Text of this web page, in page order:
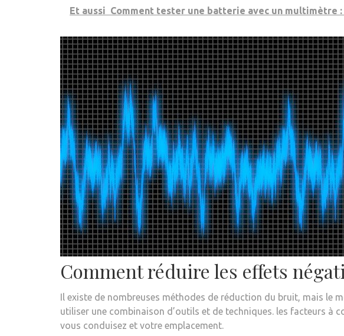
Et aussi Comment tester une batterie avec un multimètre :
Comment réduire les effets
Il existe de nombreuses méthodes de réduction du bruit, mais le
utiliser une combinaison d’outils et de techniques. les facteurs à
vous conduisez et votre emplacement.